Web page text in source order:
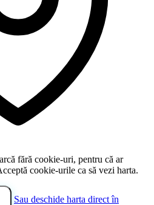
fără cookie-uri, pentru că ar
cookie-urile ca să vezi harta.
Sau deschide harta direct în